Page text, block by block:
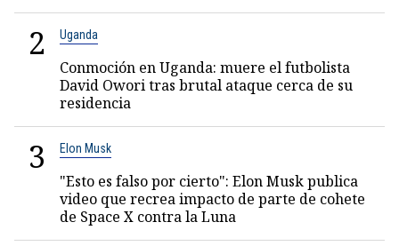
2 Uganda
Conmoción en Uganda: muere el futbolista
David Owori tras brutal ataque cerca de su
residencia
3 Elon Musk
"Esto es falso por cierto": Elon Musk publica
video que recrea impacto de parte de cohete
de Space X contra la Luna